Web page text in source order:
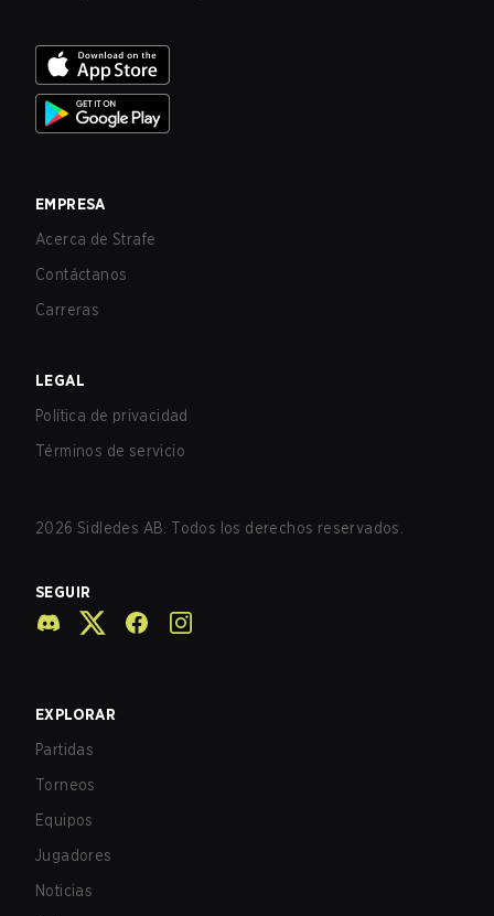
EMPRESA
Acerca de Strafe
Contáctanos
Carreras
LEGAL
Política de privacidad
Términos de servicio
2026 Sidledes AB. Todos los derechos reservados.
SEGUIR
EXPLORAR
Partidas
Torneos
Equipos
Jugadores
Noticias